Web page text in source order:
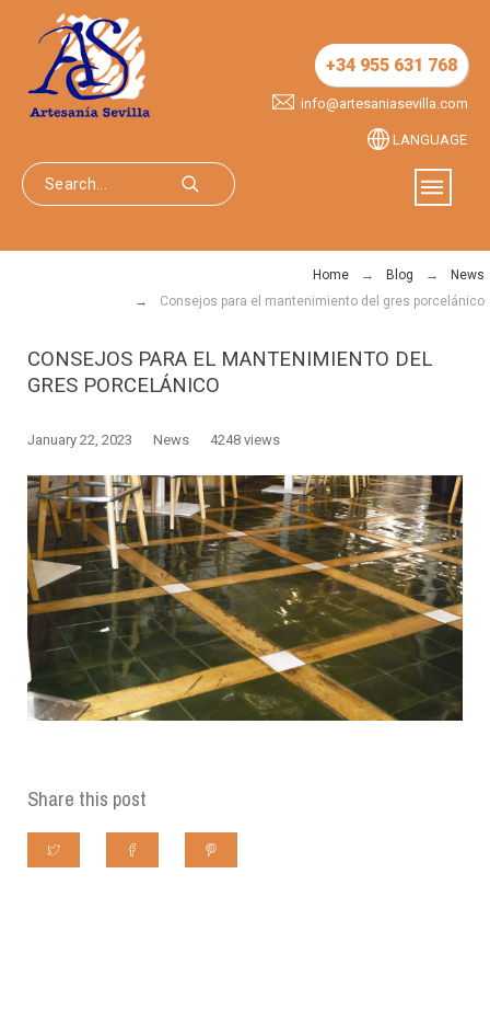
+34 955 631 768
info@artesaniasevilla.com
LANGUAGE
Home Blog
News
Consejos para el mantenimiento del gres porcelánico
CONSEJOS PARA EL MANTENIMIENTO DEL
GRES PORCELÁNICO
January 22, 2023 News 4248 views
Share this post